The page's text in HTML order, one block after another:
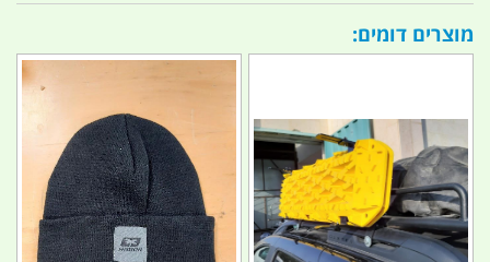
מוצרים דומים: